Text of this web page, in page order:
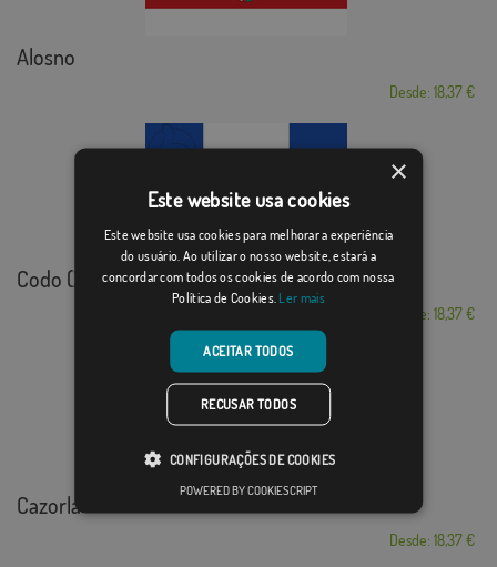
Alosno
Desde: 18,37 €
Codo (Zaragoza)
Desde: 18,37 €
Cazorla
Desde: 18,37 €
×
Este website usa cookies
Este website usa cookies para melhorar a experiência
do usuário. Ao utilizar o nosso website, estará a
concordar com todos os cookies de acordo com nossa
Política de Cookies. Ler mais
ACEITAR TODOS
RECUSAR TODOS
CONFIGURAÇÕES DE COOKIES
POWERED BY COOKIESCRIPT